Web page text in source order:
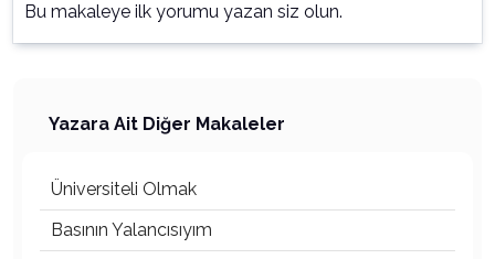
Bu makaleye ilk yorumu yazan siz olun.
Yazara Ait Diğer Makaleler
Üniversiteli Olmak
Basının Yalancısıyım